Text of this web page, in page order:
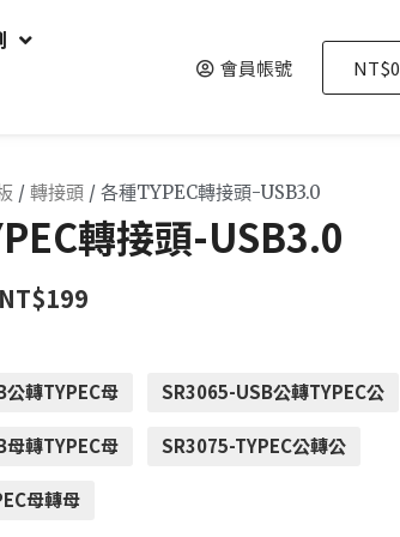
會員帳號 NT$0
/ 轉接頭 / 各種TYPEC轉接頭-USB3.0
轉接頭-USB3.0
NT$199
轉TYPEC母 SR3065-USB公轉TYPEC公
轉TYPEC母 SR3075-TYPEC公轉公
母轉母